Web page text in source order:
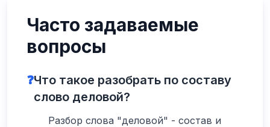
Часто задаваемые
вопросы
❓Что такое разобрать по составу
слово деловой?
Разбор слова "деловой" - состав и